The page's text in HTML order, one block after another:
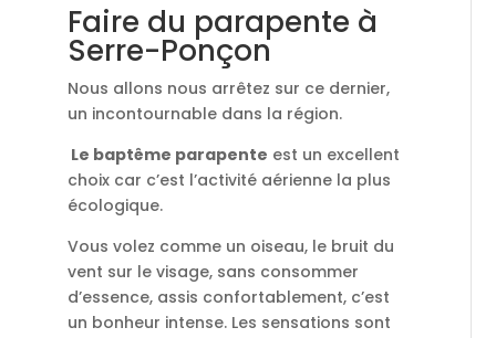
Faire du parapente à
Serre-Ponçon
Nous allons nous arrêtez sur ce dernier,
un incontournable dans la région.
Le baptême parapente est un excellent
choix car c’est l’activité aérienne la plus
écologique.
Vous volez comme un oiseau, le bruit du
vent sur le visage, sans consommer
d’essence, assis confortablement, c’est
un bonheur intense. Les sensations sont